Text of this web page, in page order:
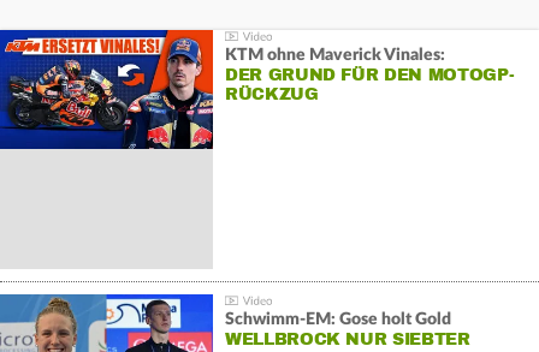
KTM ohne Maverick Vinales:
DER GRUND FÜR DEN MOTOGP-
RÜCKZUG
Schwimm-EM: Gose holt Gold
WELLBROCK NUR SIEBTER